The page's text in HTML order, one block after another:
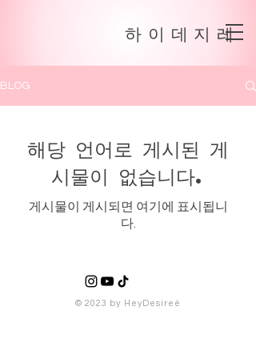
하이데지레
BLOG
해당 언어로 게시된 게
시물이 없습니다.
게시물이 게시되면 여기에 표시됩니
다.
© 2023 by HeyDesireé